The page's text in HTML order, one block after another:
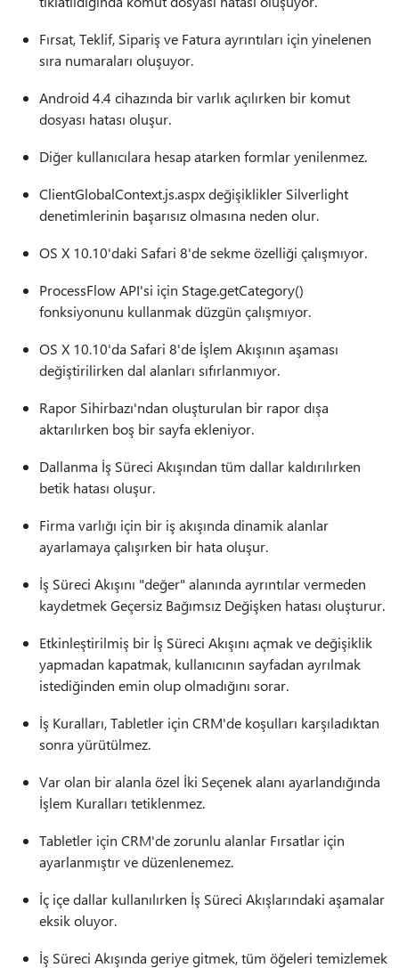
Fırsat, Teklif, Sipariş ve Fatura ayrıntıları için yinelenen
sıra numaraları oluşuyor.
Android 4.4 cihazında bir varlık açılırken bir komut
dosyası hatası oluşur.
Diğer kullanıcılara hesap atarken formlar yenilenmez.
ClientGlobalContext.js.aspx değişiklikler Silverlight
denetimlerinin başarısız olmasına neden olur.
OS X 10.10'daki Safari 8'de sekme özelliği çalışmıyor.
ProcessFlow API'si için Stage.getCategory()
fonksiyonunu kullanmak düzgün çalışmıyor.
OS X 10.10'da Safari 8'de İşlem Akışının aşaması
değiştirilirken dal alanları sıfırlanmıyor.
Rapor Sihirbazı'ndan oluşturulan bir rapor dışa
aktarılırken boş bir sayfa ekleniyor.
Dallanma İş Süreci Akışından tüm dallar kaldırılırken
betik hatası oluşur.
Firma varlığı için bir iş akışında dinamik alanlar
ayarlamaya çalışırken bir hata oluşur.
İş Süreci Akışını "değer" alanında ayrıntılar vermeden
kaydetmek Geçersiz Bağımsız Değişken hatası oluşturur.
Etkinleştirilmiş bir İş Süreci Akışını açmak ve değişiklik
yapmadan kapatmak, kullanıcının sayfadan ayrılmak
istediğinden emin olup olmadığını sorar.
İş Kuralları, Tabletler için CRM'de koşulları karşıladıktan
sonra yürütülmez.
Var olan bir alanla özel İki Seçenek alanı ayarlandığında
İşlem Kuralları tetiklenmez.
Tabletler için CRM'de zorunlu alanlar Fırsatlar için
ayarlanmıştır ve düzenlenemez.
İç içe dallar kullanılırken İş Süreci Akışlarındaki aşamalar
eksik oluyor.
İş Süreci Akışında geriye gitmek, tüm öğeleri temizlemek